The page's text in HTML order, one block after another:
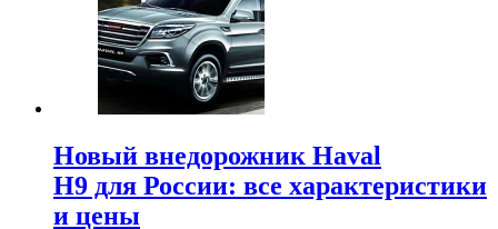
Новый внедорожник Haval
H9 для России: все характеристики
и цены